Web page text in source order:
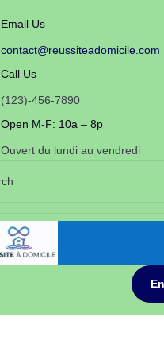
Email Us
contact@reussiteadomicile.com
Call Us
(123)-456-7890
Open M-F: 10a – 8p
Ouvert du lundi au vendredi